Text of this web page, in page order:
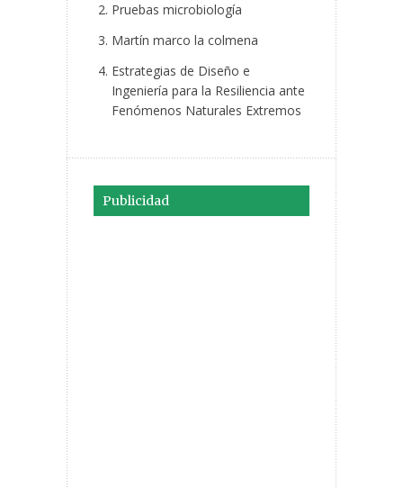
Pruebas microbiología
Martín marco la colmena
Estrategias de Diseño e
Ingeniería para la Resiliencia ante
Fenómenos Naturales Extremos
Publicidad